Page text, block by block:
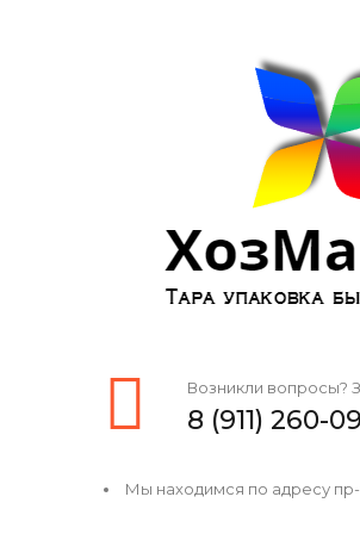
Возникли вопросы?
8 (911) 260-
Мы находимся по адресу пр-